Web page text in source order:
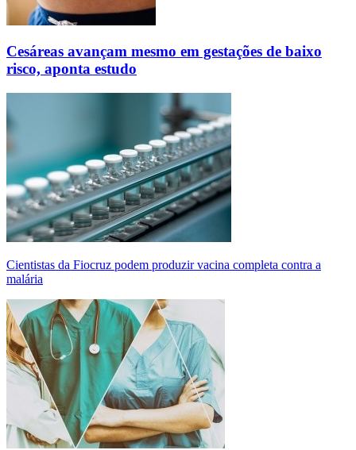
Cesáreas avançam mesmo em gestações de baixo
risco, aponta estudo
Cientistas da Fiocruz podem produzir vacina completa contra a
malária